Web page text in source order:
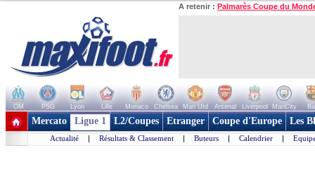
A retenir : Palmarès Coupe du
OM PSG Lyon Lille Monaco Chelsea Man Utd Arsenal Liverpool ManCity
+ de clubs
Mercato Ligue 1 L2/Coupes Etranger Coupe d'Europe Les
Actualité | Résultats & Classement | Buteurs | Calendrier |